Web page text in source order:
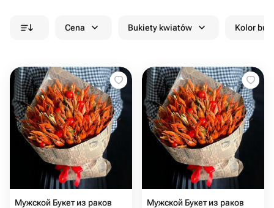
Cena Bukiety kwiatów Kolor
Мужской Букет из раков Мужской Букет из раков